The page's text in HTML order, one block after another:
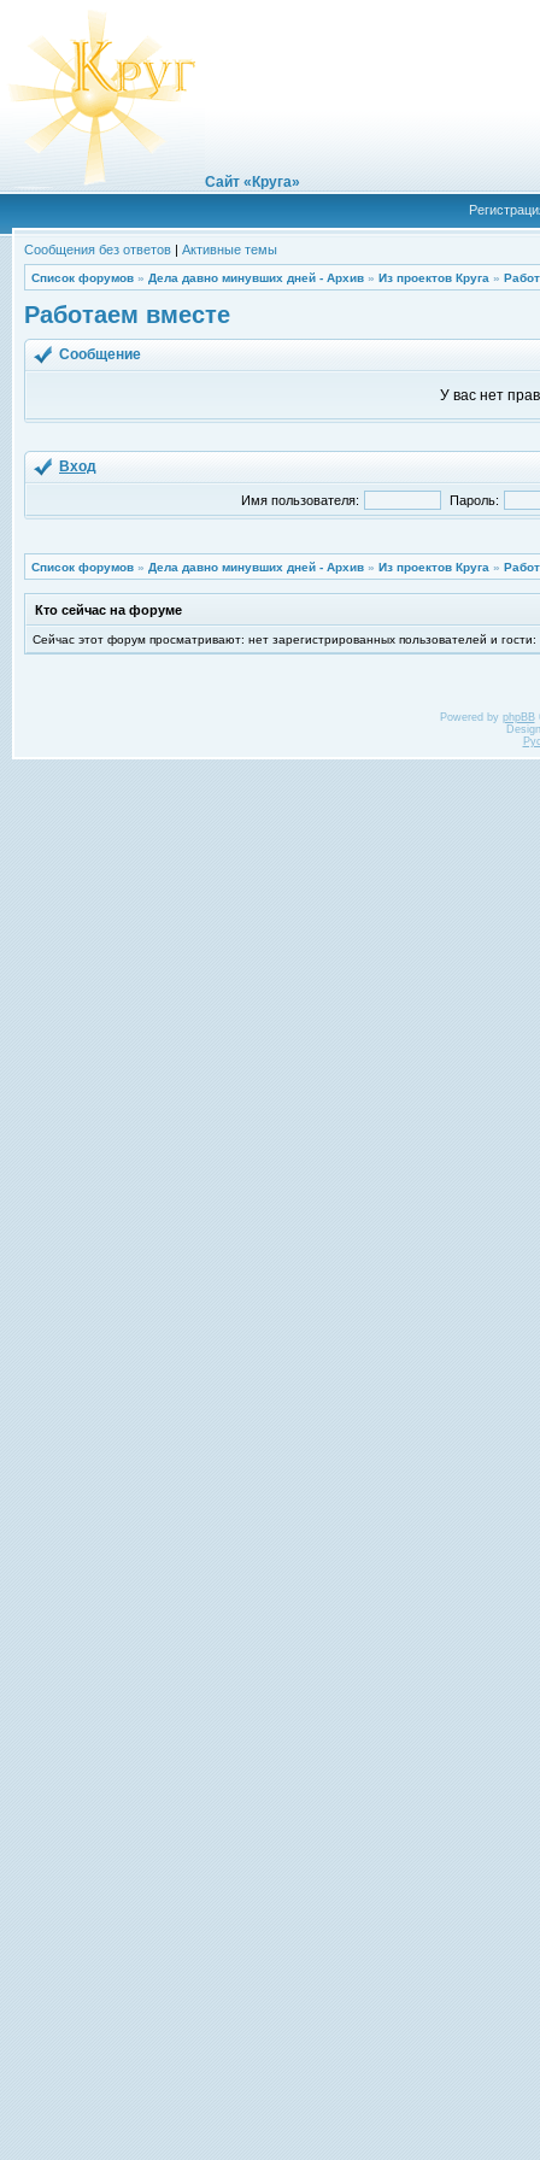
Сайт «Круга»
Сообщения без ответов | Активные темы
Список форумов » Дела давно минувших дней - Архив » Из проектов Круга »
Работаем вместе
Сообщение
У вас нет
Вход
Имя пользователя: Пароль:
Список форумов » Дела давно минувших дней - Архив » Из проектов Круга »
Кто сейчас на форуме
Сейчас этот форум просматривают: нет зарегистрированных пользователей и гости:
Powered by phpBB